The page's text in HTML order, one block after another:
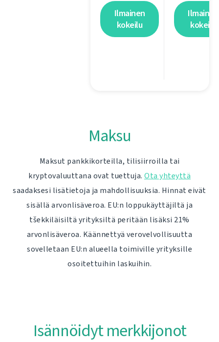
Ilmainen
kokeilu
Ilmainen
kokeilu
Maksu
Maksut pankkikorteilla, tilisiirroilla tai
kryptovaluuttana ovat tuettuja. Ota yhteyttä
saadaksesi lisätietoja ja mahdollisuuksia. Hinnat eivät
sisällä arvonlisäveroa. EU:n loppukäyttäjiltä ja
tšekkiläisiltä yrityksiltä peritään lisäksi 21%
arvonlisäveroa. Käännettyä verovelvollisuutta
sovelletaan EU:n alueella toimiville yrityksille
osoitettuihin laskuihin.
Isännöidyt merkkijonot